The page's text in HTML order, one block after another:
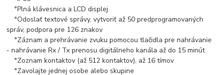
°Plná klávesnica a LCD displej
°Odoslať textové správy, vytvoriť až 50 predprogramovaných
správ, podpora pre 126 znakov
°Záznam a prehrávanie zvuku pomocou tlačidla pre nahrávanie
- nahrávanie Rx / Tx prenosu digitálneho kanála až do 15 minút
°Zoznam kontaktov (až 512 kontaktov), ​​až 16 tímov
°Zavolajte jednej osobe alebo skupine